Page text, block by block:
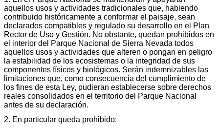
aquellos usos y actividades tradicionales que, habiendo
contribuido históricamente a conformar el paisaje, sean
declarados compatibles y regulado su desarrollo en el Plan
Rector de Uso y Gestión. No obstante, quedan prohibidos en
el interior del Parque Nacional de Sierra Nevada todos
aquellos usos y actividades que alteren o pongan en peligro
la estabilidad de los ecosistemas o la integridad de sus
componentes físicos y biológicos. Serán indemnizables las
limitaciones que, como consecuencia del cumplimiento de
los fines de esta Ley, pudieran establecerse sobre derechos
reales consolidados en el territorio del Parque Nacional
antes de su declaración.
2. En particular queda prohibido: